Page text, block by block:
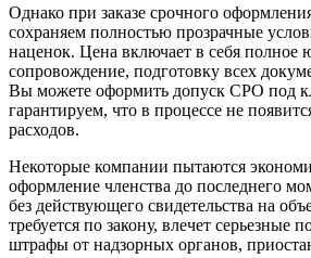
Однако при заказе срочного
сохраняем полностью прозрачные
наценок. Цена включает в себя полное
сопровождение, подготовку всех
Вы можете оформить допуск СРО под
гарантируем, что в процессе не
расходов.
Некоторые компании пытаются
оформление членства до последнего
без действующего свидетельства на
требуется по закону, влечет серьезные
штрафы от надзорных органов,